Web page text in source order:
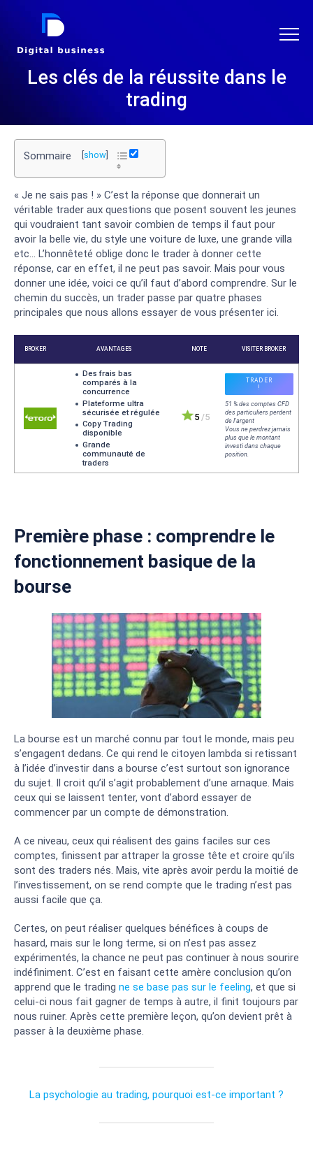
DIGITAL BUSINESS
Les clés de la réussite dans le
trading
Sommaire show
« Je ne sais pas ! » C’est la réponse que donnerait un
véritable trader aux questions que posent souvent les jeunes
qui voudraient tant savoir combien de temps il faut pour
avoir la belle vie, du style une voiture de luxe, une grande villa
etc… L’honnêteté oblige donc le trader à donner cette
réponse, car en effet, il ne peut pas savoir. Mais pour vous
donner une idée, voici ce qu’il faut d’abord comprendre. Sur le
chemin du succès, un trader passe par quatre phases
principales que nous allons essayer de vous présenter ici.
Des frais bas
comparés à la
concurrence
disponible
Grande
communauté de
traders
Première phase : comprendre le
fonctionnement basique de la
bourse
La bourse est un marché connu par tout le monde, mais peu
s’engagent dedans. Ce qui rend le citoyen lambda si retissant
à l’idée d’investir dans a bourse c’est surtout son ignorance
du sujet. Il croit qu’il s’agit probablement d’une arnaque. Mais
ceux qui se laissent tenter, vont d’abord essayer de
commencer par un compte de démonstration.
A ce niveau, ceux qui réalisent des gains faciles sur ces
comptes, finissent par attraper la grosse tête et croire qu’ils
sont des traders nés. Mais, vite après avoir perdu la moitié de
l’investissement, on se rend compte que le trading n’est pas
aussi facile que ça.
Certes, on peut réaliser quelques bénéfices à coups de
hasard, mais sur le long terme, si on n’est pas assez
expérimentés, la chance ne peut pas continuer à nous sourire
indéfiniment. C’est en faisant cette amère conclusion qu’on
apprend que le trading ne se base pas sur le feeling, et que si
celui-ci nous fait gagner de temps à autre, il finit toujours par
nous ruiner. Après cette première leçon, qu’on devient prêt à
passer à la deuxième phase.
La psychologie au trading, pourquoi est-ce important ?